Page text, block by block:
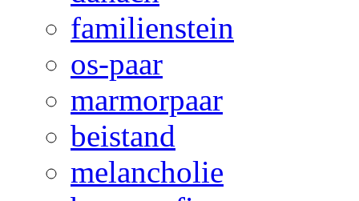
familienstein
os-paar
marmorpaar
beistand
melancholie